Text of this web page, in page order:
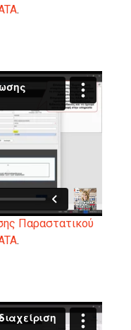
.
Παραστατικού
.